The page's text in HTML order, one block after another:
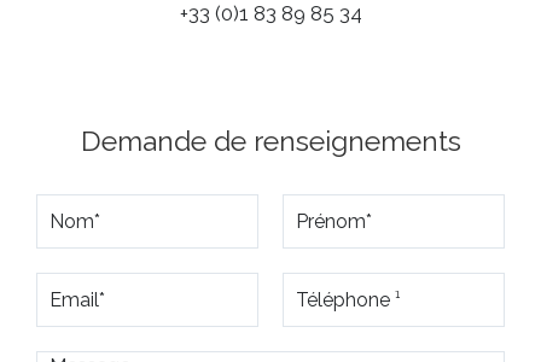
+33 (0)1 83 89 85 34
Demande de renseignements